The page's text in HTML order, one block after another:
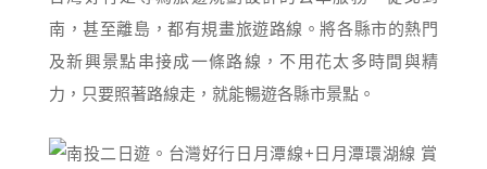
南，甚至離島，都有規畫旅遊路線。將各縣市的熱門
及新興景點串接成一條路線，不用花太多時間與精
力，只要照著路線走，就能暢遊各縣市景點。